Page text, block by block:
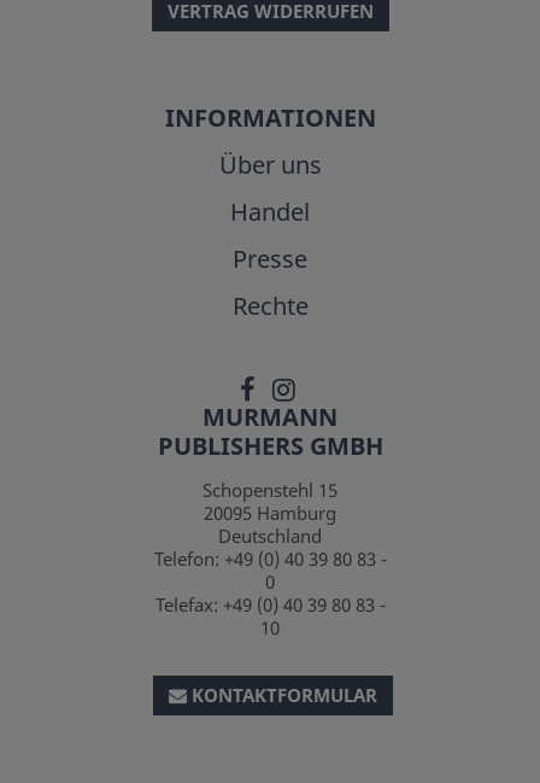
VERTRAG WIDERRUFEN
INFORMATIONEN
Über uns
Handel
Presse
Rechte
MURMANN
PUBLISHERS GMBH
Schopenstehl 15
20095 Hamburg
Deutschland
Telefon: +49 (0) 40 39 80 83 -
0
Telefax: +49 (0) 40 39 80 83 -
10
KONTAKTFORMULAR